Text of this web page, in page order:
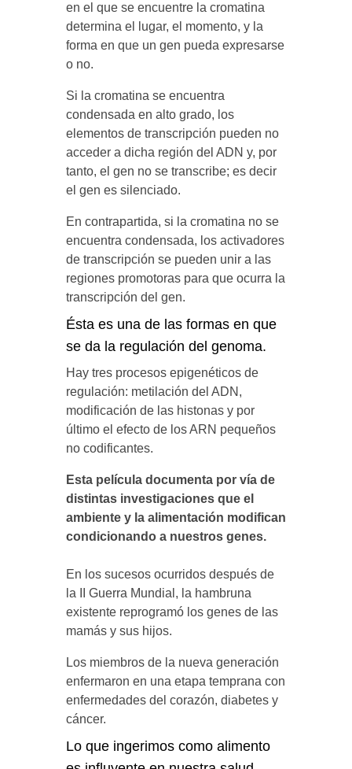
en el que se encuentre la cromatina
determina el lugar, el momento, y la
forma en que un gen pueda expresarse
o no.
Si la cromatina se encuentra
condensada en alto grado, los
elementos de transcripción pueden no
acceder a dicha región del ADN y, por
tanto, el gen no se transcribe; es decir
el gen es silenciado.
En contrapartida, si la cromatina no se
encuentra condensada, los activadores
de transcripción se pueden unir a las
regiones promotoras para que ocurra la
transcripción del gen.
Ésta es una de las formas en que
se da la regulación del genoma.
Hay tres procesos epigenéticos de
regulación: metilación del ADN,
modificación de las histonas y por
último el efecto de los ARN pequeños
no codificantes.
Esta película documenta por vía de
distintas investigaciones que el
ambiente y la alimentación modifican
condicionando a nuestros genes.
En los sucesos ocurridos después de
la II Guerra Mundial, la hambruna
existente reprogramó los genes de las
mamás y sus hijos.
Los miembros de la nueva generación
enfermaron en una etapa temprana con
enfermedades del corazón, diabetes y
cáncer.
Lo que ingerimos como alimento